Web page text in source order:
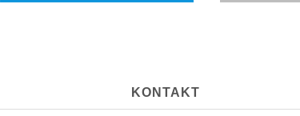
KONTAKT